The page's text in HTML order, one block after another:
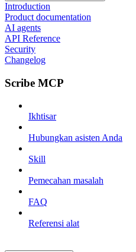
Introduction
Product documentation
AI agents
API Reference
Security
Changelog
Scribe MCP
Ikhtisar
Hubungkan asisten Anda
Skill
Pemecahan masalah
FAQ
Referensi alat